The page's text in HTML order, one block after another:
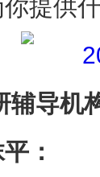
提供什
辅导机
：